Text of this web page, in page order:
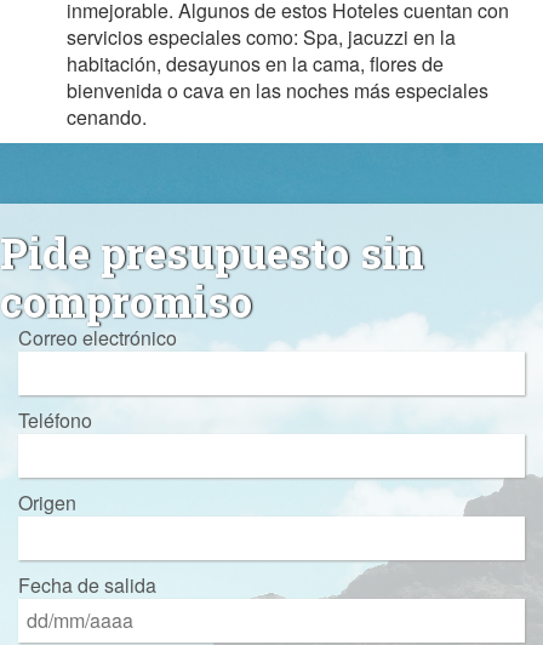
inmejorable. Algunos de estos Hoteles cuentan con
servicios especiales como: Spa, jacuzzi en la
habitación, desayunos en la cama, flores de
bienvenida o cava en las noches más especiales
cenando.
Pide presupuesto sin
compromiso
Correo electrónico
Teléfono
Origen
Fecha de salida